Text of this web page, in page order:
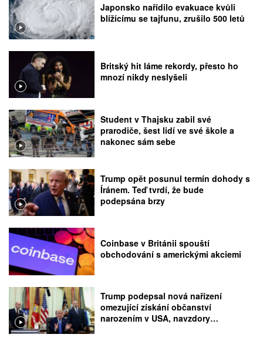
Japonsko nařídilo evakuace kvůli
blížícímu se tajfunu, zrušilo 500 letů
Britský hit láme rekordy, přesto ho
mnozí nikdy neslyšeli
Student v Thajsku zabil své
prarodiče, šest lidí ve své škole a
nakonec sám sebe
Trump opět posunul termín dohody s
Íránem. Teď tvrdí, že bude
podepsána brzy
Coinbase v Británii spouští
obchodování s americkými akciemi
Trump podepsal nová nařízení
omezující získání občanství
narozením v USA, navzdory